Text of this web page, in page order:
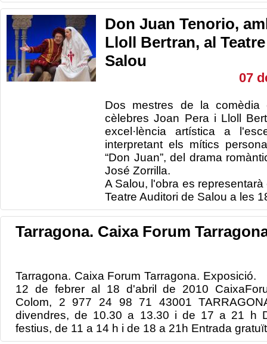
Don Juan Tenorio,
Lloll Bertran, al
Salou
07
Dos mestres de la comèdia
cèlebres Joan Pera i Lloll
excel·lència artística a
interpretant els mítics
“Don Juan”, del drama
José Zorrilla.
A Salou, l'obra es
Teatre Auditori de Salou a les
Tarragona. Caixa Forum
Tarragona. Caixa Forum Tarragona. Exposició.
12 de febrer al 18 d'abril de 2010
Colom, 2 977 24 98 71 43001
divendres, de 10.30 a 13.30 i de 17 a 21 h
festius, de 11 a 14 h i de 18 a 21h Entrada